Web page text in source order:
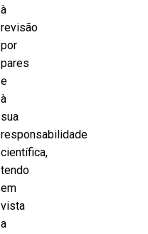
à
revisão
por
pares
e
à
sua
responsabilidade
científica,
tendo
em
vista
a